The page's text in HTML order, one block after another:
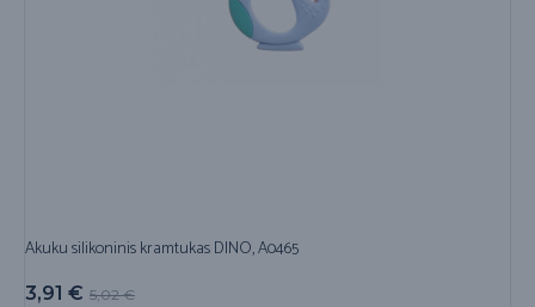
Akuku silikoninis kramtukas DINO, A0465
5,02€
3,91 €